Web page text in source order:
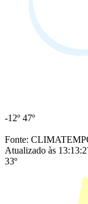
-12º 47º
Fonte:
Atualizado às
33º